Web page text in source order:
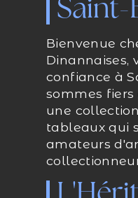
Saint-
Bienvenue
Dinannaises,
confiance à
sommes fiers
une
tableaux qui
amateurs